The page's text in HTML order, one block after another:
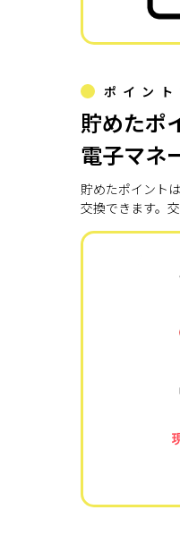
ポイント
貯めたポ
電子マネ
貯めたポイント
交換できます。